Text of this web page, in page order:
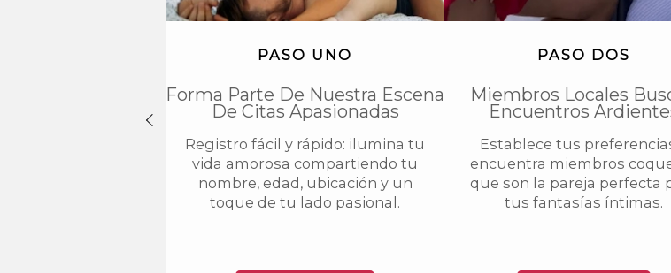
PASO UNO
Forma Parte De Nuestra Escena
De Citas Apasionadas
Registro fácil y rápido: ilumina tu
vida amorosa compartiendo tu
nombre, edad, ubicación y un
toque de tu lado pasional.
PASO DOS
Miembros Locales
Encuentros
Establece tus
encuentra miembros
que son la pareja perfecta
tus fantasías íntimas.